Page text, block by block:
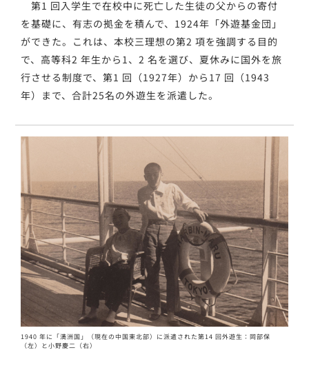
第1 回入学生で在校中に死亡した生徒の父からの寄付
を基礎に、有志の拠金を積んで、1924年「外遊基金団」
ができた。これは、本校三理想の第2 項を強調する目的
で、高等科2 年生から1、2 名を選び、夏休みに国外を旅
行させる制度で、第1 回（1927年）から17 回（1943
年）まで、合計25名の外遊生を派遣した。
1940 年に「満洲国」（現在の中国東北部）に派遣された第14 回外遊生：岡部保
（左）と小野慶二（右）